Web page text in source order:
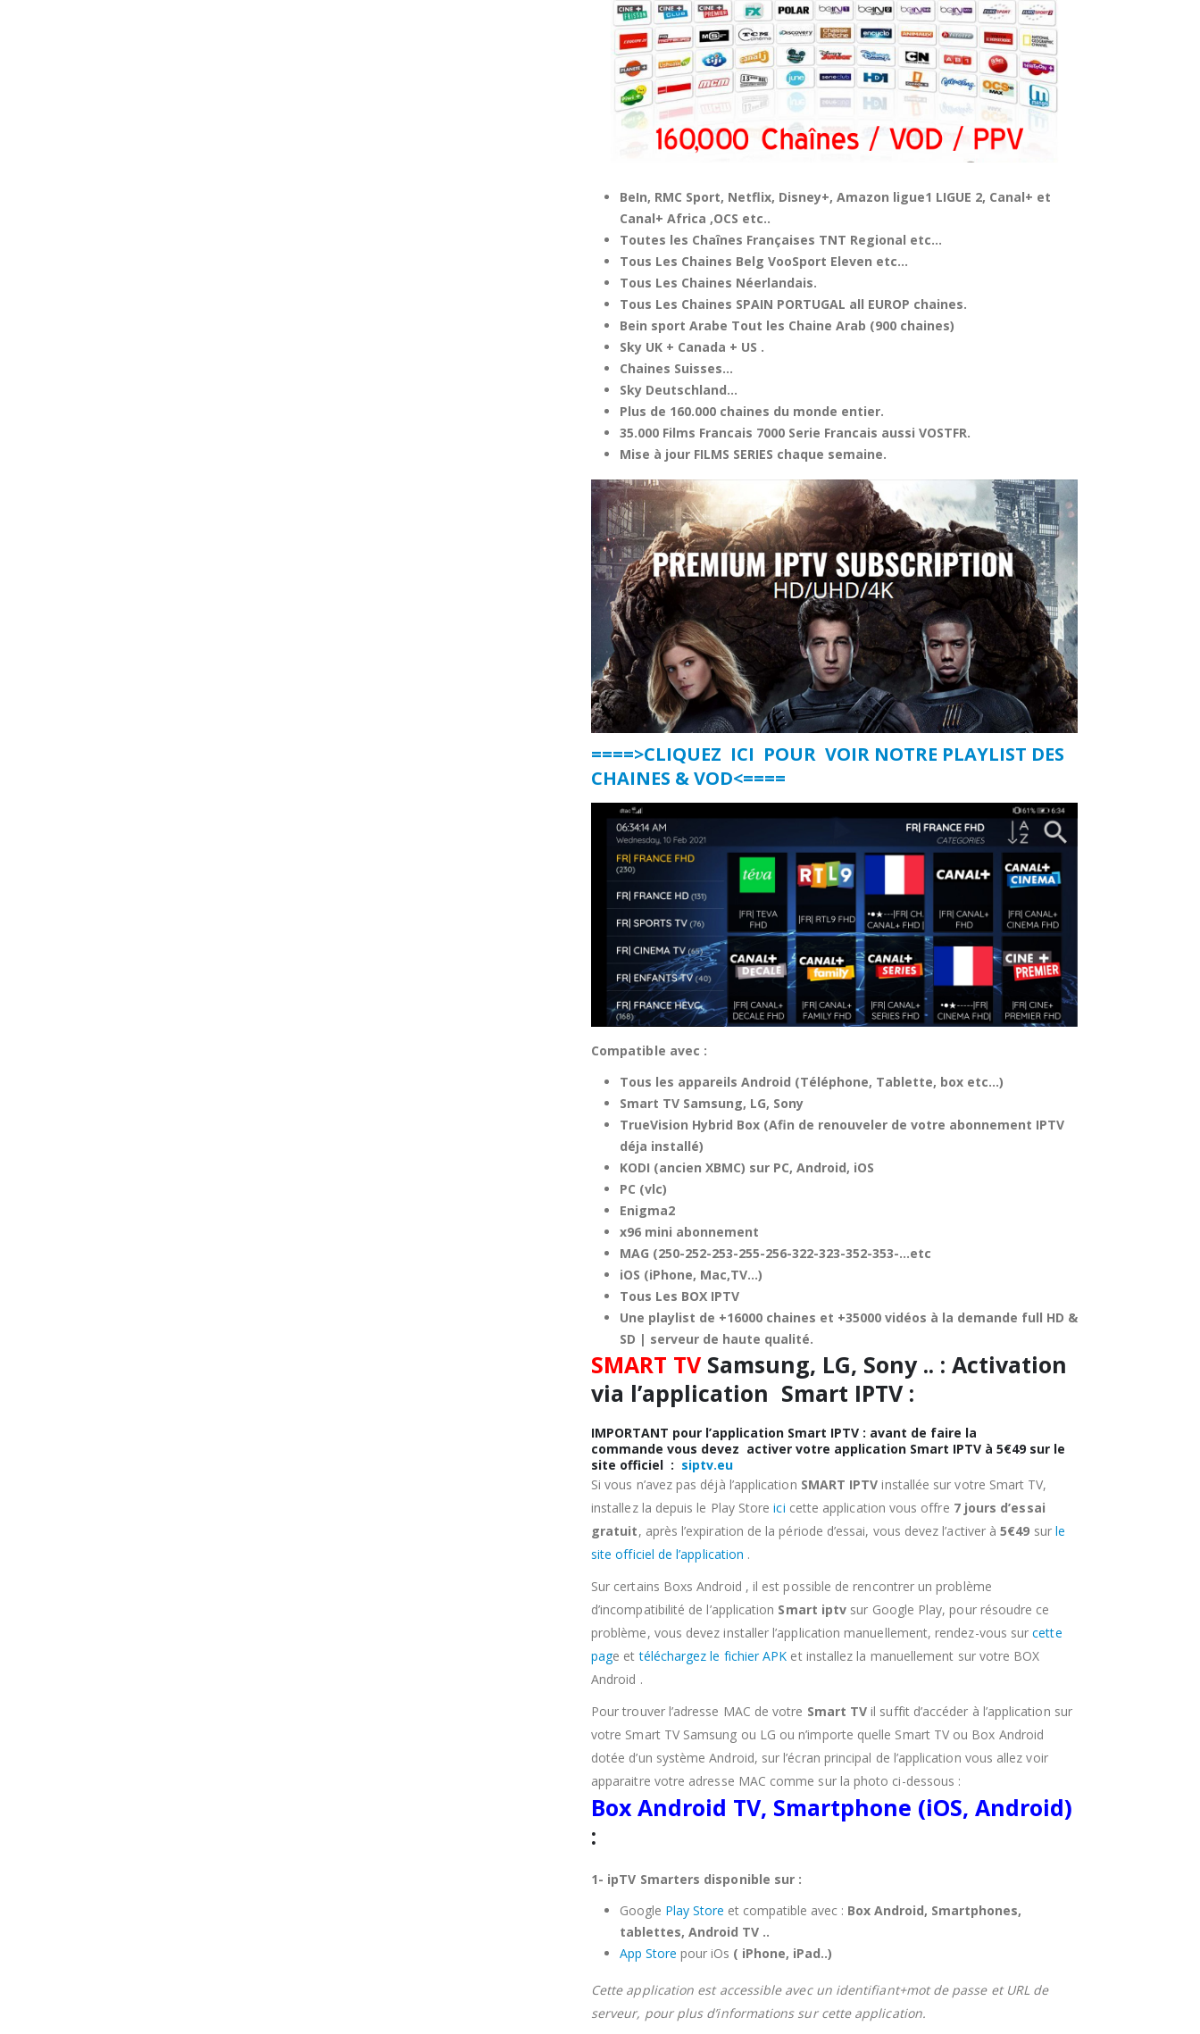
BeIn, RMC Sport, Netflix, Disney+, Amazon ligue1 LIGUE 2, Canal+ et
Canal+ Africa ,OCS etc..
Toutes les Chaînes Françaises TNT Regional etc…
Tous Les Chaines Belg VooSport Eleven etc…
Tous Les Chaines Néerlandais.
Tous Les Chaines SPAIN PORTUGAL all EUROP chaines.
Bein sport Arabe Tout les Chaine Arab (900 chaines)
Sky UK + Canada + US .
Chaines Suisses…
Sky Deutschland…
Plus de 160.000 chaines du monde entier.
35.000 Films Francais 7000 Serie Francais aussi VOSTFR.
Mise à jour FILMS SERIES chaque semaine.
====>CLIQUEZ ICI POUR VOIR NOTRE PLAYLIST DES
CHAINES & VOD<====
Compatible avec :
Tous les appareils Android (Téléphone, Tablette, box etc…)
Smart TV Samsung, LG, Sony
TrueVision Hybrid Box (Afin de renouveler de votre abonnement IPTV
déja installé)
KODI (ancien XBMC) sur PC, Android, iOS
PC (vlc)
Enigma2
x96 mini abonnement
MAG (250-252-253-255-256-322-323-352-353-…etc
iOS (iPhone, Mac,TV…)
Tous Les BOX IPTV
Une playlist de +16000 chaines et +35000 vidéos à la demande full HD &
SD | serveur de haute qualité.
SMART TV Samsung, LG, Sony .. : Activation
via l’application Smart IPTV :
IMPORTANT pour l’application Smart IPTV : avant de faire la
commande vous devez activer votre application Smart IPTV à 5€49 sur le
site officiel : siptv.eu
Si vous n’avez pas déjà l’application SMART IPTVinstallée sur votre Smart TV,
installez la depuis le Play Storeici cette application vous offre 7 jours d’essai
gratuit, après l’expiration de la période d’essai, vous devez l’activer à5€49 sur le
site officiel de l’application .
Sur certains Boxs Android , il est possible de rencontrer un problème
d’incompatibilité de l’application Smart iptv sur Google Play, pour résoudre ce
problème, vous devez installer l’application manuellement, rendez-vous surcette
page ettéléchargez le fichier APK et installez la manuellement sur votre BOX
Android .
Pour trouver l’adresse MAC de votre Smart TV il suffit d’accéder à l’application sur
votre Smart TV Samsung ou LG ou n’importe quelle Smart TV ou Box Android
dotée d’un système Android, sur l’écran principal de l’application vous allez voir
apparaitre votre adresse MAC comme sur la photo ci-dessous :
Box Android TV, Smartphone (iOS, Android)
:
1- ipTV Smarters disponible sur :
Google Play Store et compatible avec : Box Android, Smartphones,
tablettes, Android TV ..
App Store pour iOs ( iPhone, iPad..)
Cette application est accessible avec un identifiant+mot de passe et URL de
serveur, pour plus d’informations sur cette application.